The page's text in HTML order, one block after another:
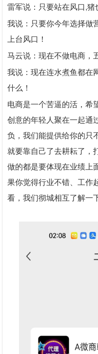
雷军说：只要站在风口,猪
我说：只要你今年选择做
上台风口！
马云说：现在不做电商，
我说：现在连水煮鱼都在
什么！
电商是一个苦逼的活，希
创意的年轻人聚在一起通
负，我们能提供给你的只
就要靠自己了去耕耘了，
做的都是要体现在业绩上
果你觉得行业不错、工作
看，我们彻城相互了解一